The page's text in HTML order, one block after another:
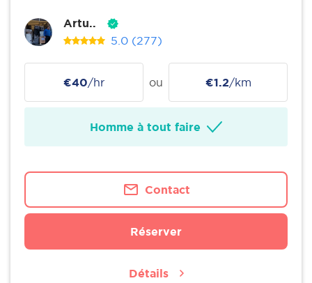
Artu..
5.0 (277)
€40/hr ou €1.2/km
Homme à tout faire
Contact
Réserver
Détails